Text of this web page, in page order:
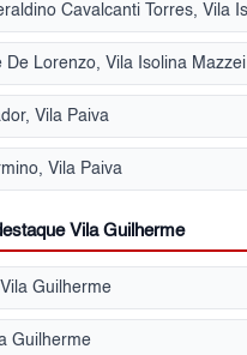
De Lorenzo, Vila Isolina Mazzei
Vila Paiva
Vila Paiva
Vila Guilherme
Guilherme
Guilherme